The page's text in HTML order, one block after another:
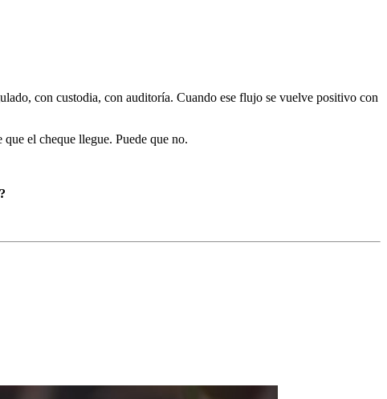
con custodia, con auditoría. Cuando ese flujo se vuelve positivo con
el cheque llegue. Puede que no.